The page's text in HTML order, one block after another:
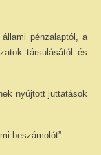
pénzalaptól, a
társulásától és
nyújtott juttatások
beszámolót”